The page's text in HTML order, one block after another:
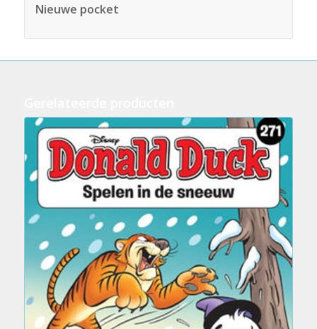
Nieuwe pocket